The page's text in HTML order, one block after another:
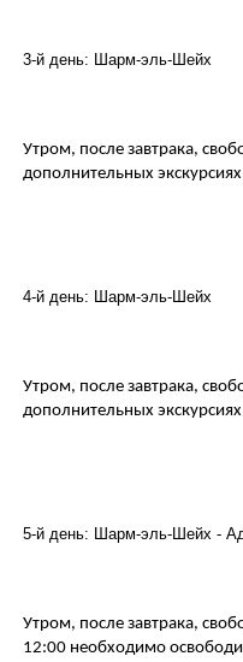
3-й день: Шарм-эль-Шейх
Утром, после завтрака,
дополнительных
4-й день: Шарм-эль-Шейх
Утром, после завтрака,
дополнительных
5-й день: Шарм-эль-Шейх -
Утром, после завтрака,
12:00 необходимо